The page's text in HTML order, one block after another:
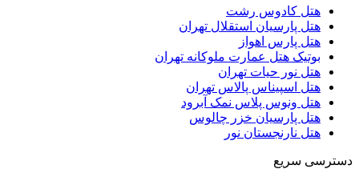
هتل کادوس رشت
هتل پارسیان استقلال تهران
هتل پارس اهواز
بوتیک هتل عمارت ملوکانه تهران
هتل نور حیات تهران
هتل اسپیناس پالاس تهران
هتل ونوس پلاس نمک آبرود
هتل پارسیان خزر چالوس
هتل نارنجستان نور
دسترسی سریع